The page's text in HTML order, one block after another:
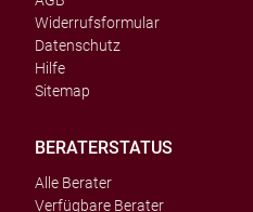
Widerrufsformular
Datenschutz
Hilfe
Sitemap
BERATERSTATUS
Alle Berater
Verfügbare Berater